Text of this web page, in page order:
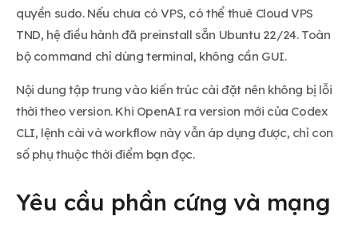
quyền sudo. Nếu chưa có VPS, có thể thuê Cloud VPS
TND, hệ điều hành đã preinstall sẵn Ubuntu 22/24. Toàn
bộ command chỉ dùng terminal, không cần GUI.
Nội dung tập trung vào kiến trúc cài đặt nên không bị lỗi
thời theo version. Khi OpenAI ra version mới của Codex
CLI, lệnh cài và workflow này vẫn áp dụng được, chỉ con
số phụ thuộc thời điểm bạn đọc.
Yêu cầu phần cứng và mạng